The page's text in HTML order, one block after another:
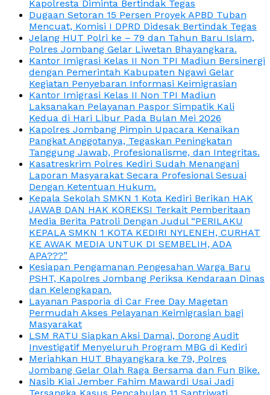
Kapolresta Diminta Bertindak Tegas
Dugaan Setoran 15 Persen Proyek APBD Tuban
Mencuat, Komisi I DPRD Didesak Bertindak Tegas
Jelang HUT Polri ke – 79 dan Tahun Baru Islam,
Polres Jombang Gelar Liwetan Bhayangkara.
Kantor Imigrasi Kelas II Non TPI Madiun Bersinergi
dengan Pemerintah Kabupaten Ngawi Gelar
Kegiatan Penyebaran Informasi Keimigrasian
Kantor Imigrasi Kelas II Non TPI Madiun
Laksanakan Pelayanan Paspor Simpatik Kali
Kedua di Hari Libur Pada Bulan Mei 2026
Kapolres Jombang Pimpin Upacara Kenaikan
Pangkat Anggotanya, Tegaskan Peningkatan
Tanggung Jawab, Profesionalisme, dan Integritas.
Kasatreskrim Polres Kediri Sudah Menangani
Laporan Masyarakat Secara Profesional Sesuai
Dengan Ketentuan Hukum.
Kepala Sekolah SMKN 1 Kota Kediri Berikan HAK
JAWAB DAN HAK KOREKSI Terkait Pemberitaan
Media Berita Patroli Dengan Judul “PERILAKU
KEPALA SMKN 1 KOTA KEDIRI NYLENEH, CURHAT
KE AWAK MEDIA UNTUK DI SEMBELIH, ADA
APA???”
Kesiapan Pengamanan Pengesahan Warga Baru
PSHT, Kapolres Jombang Periksa Kendaraan Dinas
dan Kelengkapan.
Layanan Pasporia di Car Free Day Magetan
Permudah Akses Pelayanan Keimigrasian bagi
Masyarakat
LSM RATU Siapkan Aksi Damai, Dorong Audit
Investigatif Menyeluruh Program MBG di Kediri
Meriahkan HUT Bhayangkara ke 79, Polres
Jombang Gelar Olah Raga Bersama dan Fun Bike.
Nasib Kiai Jember Fahim Mawardi Usai Jadi